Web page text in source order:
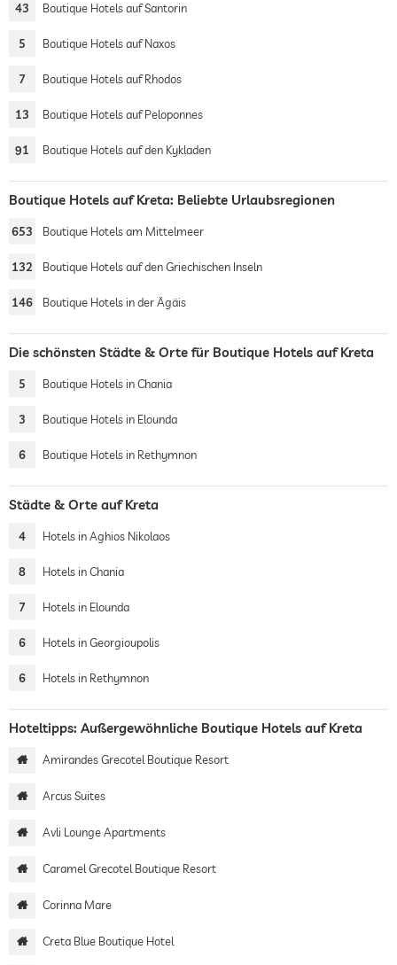
43 Boutique Hotels auf Santorin
5 Boutique Hotels auf Naxos
7 Boutique Hotels auf Rhodos
13 Boutique Hotels auf Peloponnes
91 Boutique Hotels auf den Kykladen
Boutique Hotels auf Kreta: Beliebte Urlaubsregionen
653 Boutique Hotels am Mittelmeer
132 Boutique Hotels auf den Griechischen Inseln
146 Boutique Hotels in der Ägäis
Die schönsten Städte & Orte für Boutique Hotels auf Kreta
5 Boutique Hotels in Chania
3 Boutique Hotels in Elounda
6 Boutique Hotels in Rethymnon
Städte & Orte auf Kreta
4 Hotels in Aghios Nikolaos
8 Hotels in Chania
7 Hotels in Elounda
6 Hotels in Georgioupolis
6 Hotels in Rethymnon
Hoteltipps: Außergewöhnliche Boutique Hotels auf Kreta
Amirandes Grecotel Boutique Resort
Arcus Suites
Avli Lounge Apartments
Caramel Grecotel Boutique Resort
Corinna Mare
Creta Blue Boutique Hotel